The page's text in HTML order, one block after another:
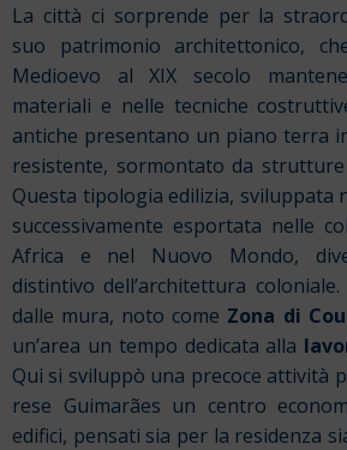
La città ci sorprende per la
suo patrimonio architettonico,
Medioevo al XIX secolo
materiali e nelle tecniche
antiche presentano un piano terra
resistente, sormontato da
Questa tipologia edilizia, sviluppata
successivamente esportata nelle
Africa e nel Nuovo Mondo,
distintivo dell’architettura coloniale.
dalle mura, noto come Zona di
un’area un tempo dedicata alla
Qui si sviluppò una precoce attività
rese Guimarães un centro
edifici, pensati sia per la residenza